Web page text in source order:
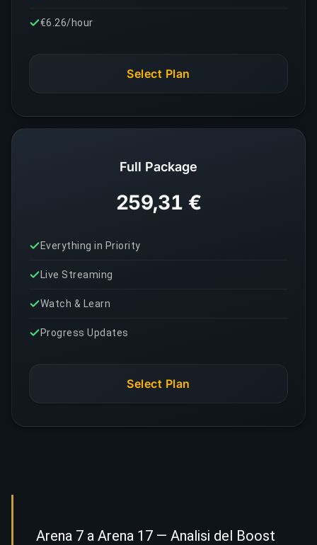
€6.26/hour
Select Plan
Full Package
259,31 €
Everything in Priority
Live Streaming
Watch & Learn
Progress Updates
Select Plan
Arena 7 a Arena 17 — Analisi del Boost